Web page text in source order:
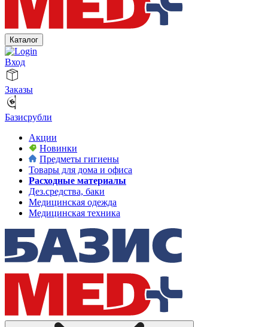
Каталог
Вход
Заказы
Базисрубли
Акции
Новинки
Предметы гигиены
Товары для дома и офиса
Расходные материалы
Дез.средства, баки
Медицинская одежда
Медицинская техника